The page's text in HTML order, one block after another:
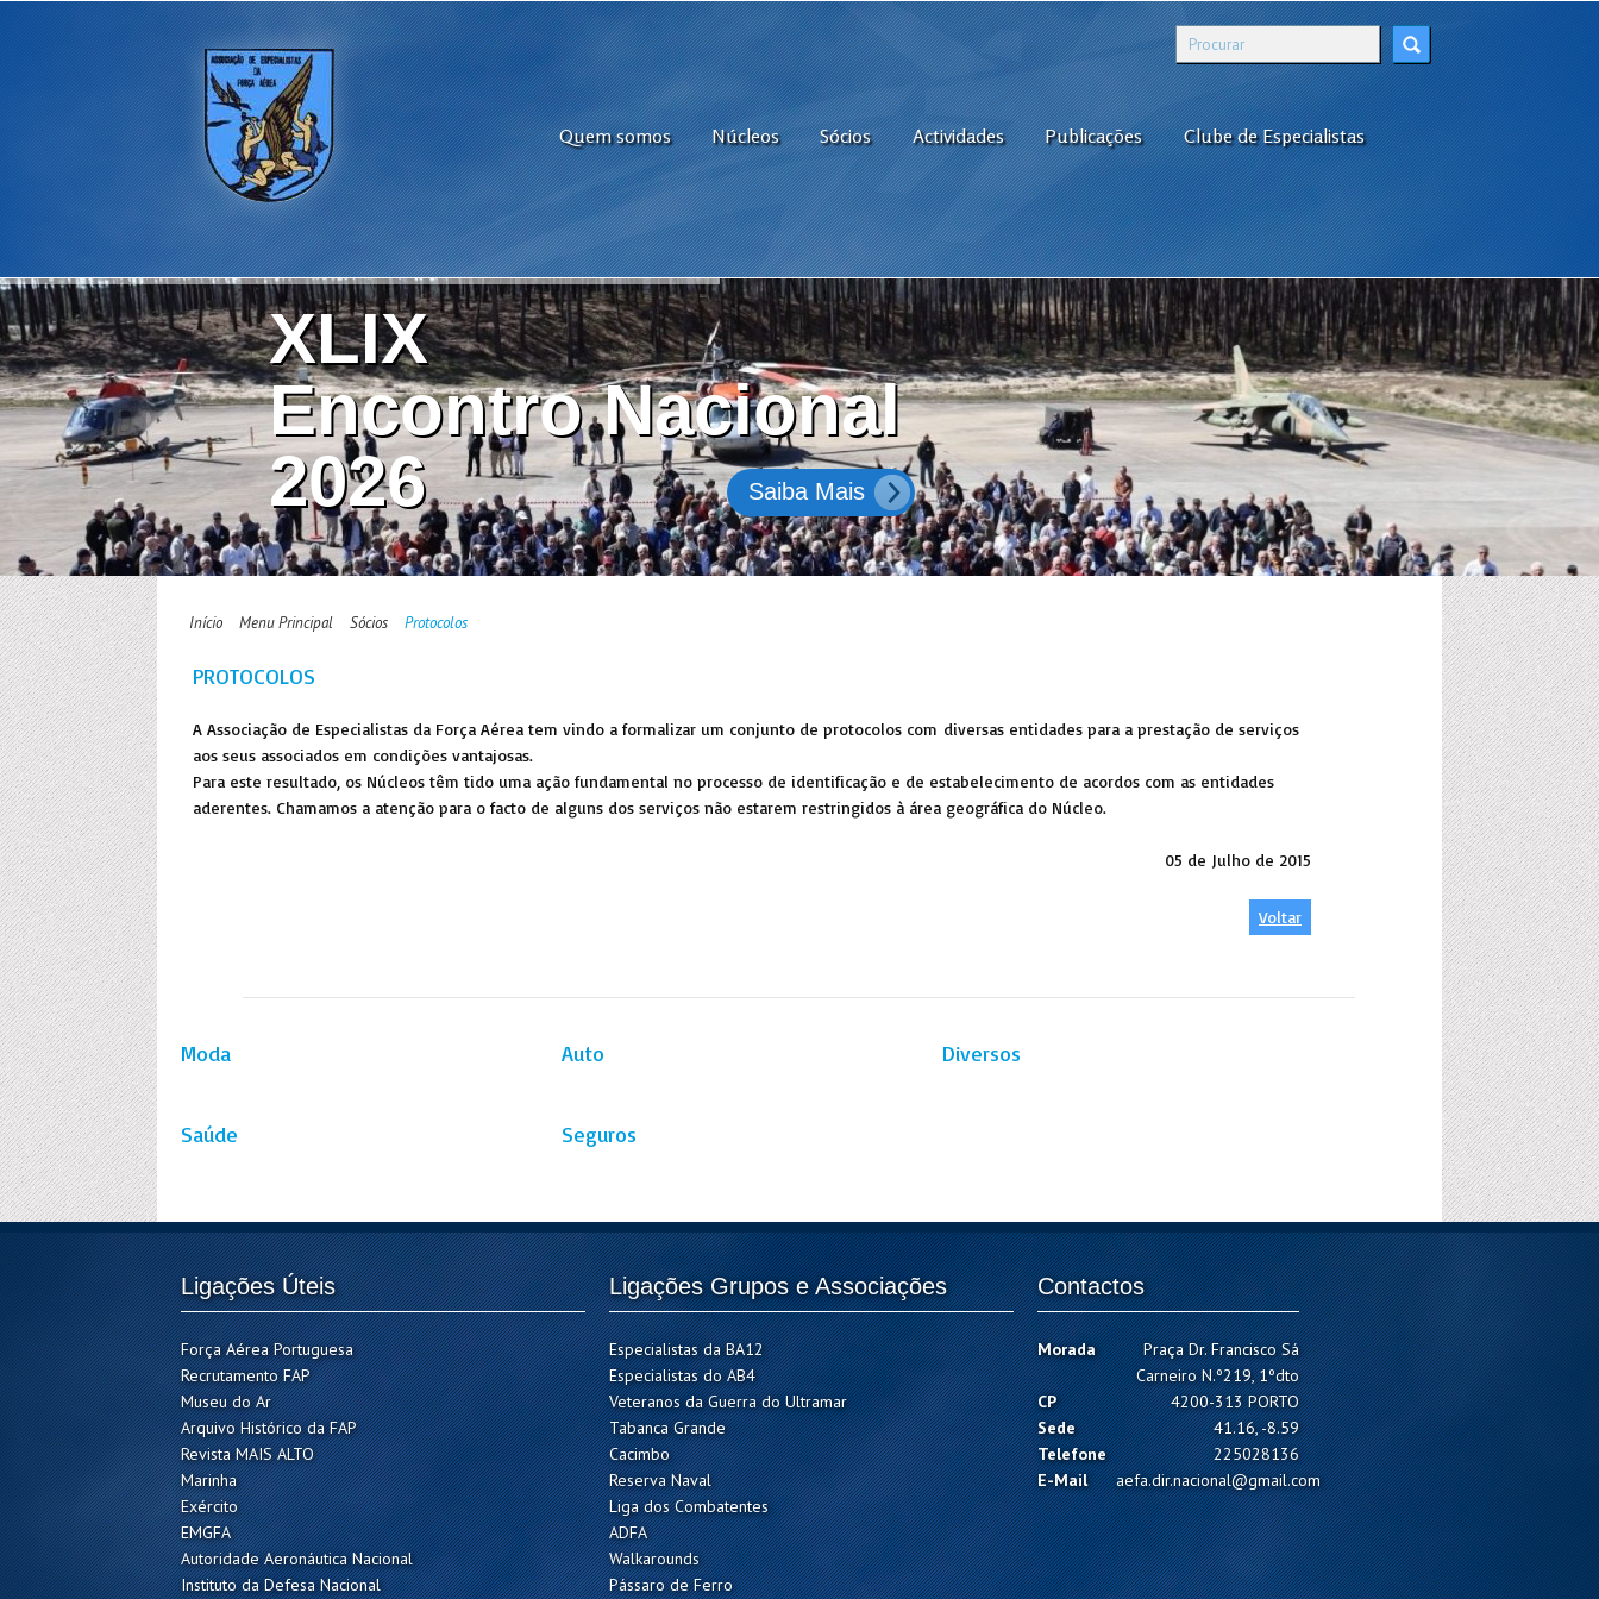
Quem somos Núcleos Sócios Actividades Publicações Clube de Especialistas
XLIX
Encontro Nacional
2026
Saiba Mais
Início Menu Principal Sócios Protocolos
PROTOCOLOS
A Associação de Especialistas da Força Aérea tem vindo a formalizar um conjunto de protocolos com diversas entidades para a prestação de serviços
aos seus associados em condições vantajosas.
Para este resultado, os Núcleos têm tido uma ação fundamental no processo de identificação e de estabelecimento de acordos com as entidades
aderentes. Chamamos a atenção para o facto de alguns dos serviços não estarem restringidos à área geográfica do Núcleo.
05 de Julho de 2015
Voltar
Moda Auto Diversos
Saúde Seguros
Ligações Úteis
Força Aérea Portuguesa
Recrutamento FAP
Museu do Ar
Arquivo Histórico da FAP
Revista MAIS ALTO
Marinha
Exército
EMGFA
Autoridade Aeronáutica Nacional
Instituto da Defesa Nacional
Ligações Grupos e Associações
Especialistas da BA12
Especialistas do AB4
Veteranos da Guerra do Ultramar
Tabanca Grande
Cacimbo
Reserva Naval
Liga dos Combatentes
ADFA
Walkarounds
Pássaro de Ferro
Contactos
Morada
Praça Dr. Francisco Sá
Carneiro N.º219, 1ºdto
CP
4200-313 PORTO
Sede
41.16, -8.59
Telefone
225028136
E-Mail
aefa.dir.nacional@gmail.com